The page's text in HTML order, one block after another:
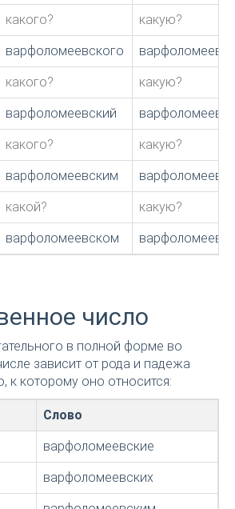
какого? какую?
варфоломеевского
какого? какую?
варфоломеевский
какого? какую?
варфоломеевским
какой? какую?
варфоломеевском
число
в полной форме во
зависит от рода и падежа
к которому оно относится:
Слово
варфоломеевские
варфоломеевских